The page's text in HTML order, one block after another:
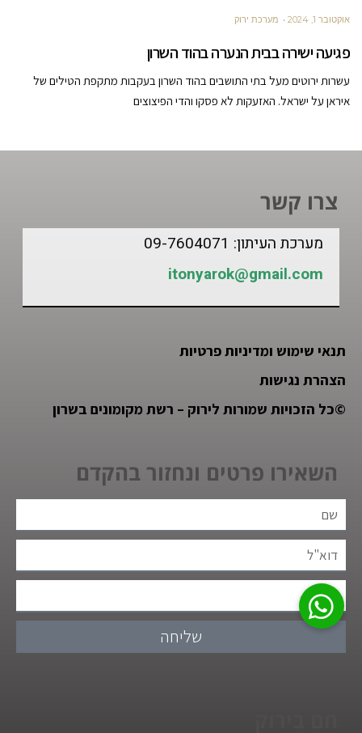
אוקטובר 1, 2024 מערכת ירוק
פגיעה ישירה בבית הנערה בהוד השרון
עשרות ירוטים מעל בתי התושבים בהוד השרון בעקבות מתקפת הטילים של
איראן על ישראל. האזעקות לא פסקו והדי הפיצוצים
צרו קשר
מערכת העיתון: 09-7604071
itonyarok@gmail.com
תנאי שימוש ומדיניות פרטיות
הצהרת נגישות
©כל הזכויות שמורות לירוק – רשת מקומונים בשרון
השאירו פרטים ונחזור בהקדם
שליחה